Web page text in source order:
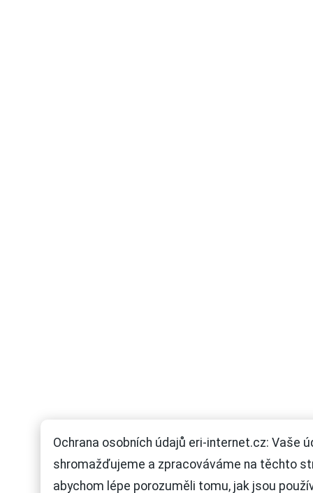
Ochrana osobních údajů eri-internet.cz: Vaše
shromažďujeme a zpracováváme na těchto
abychom lépe porozuměli tomu, jak jsou